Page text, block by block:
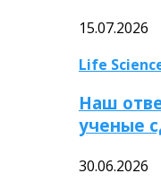
15.07.2026
Life
Наш
ученые
30.06.2026